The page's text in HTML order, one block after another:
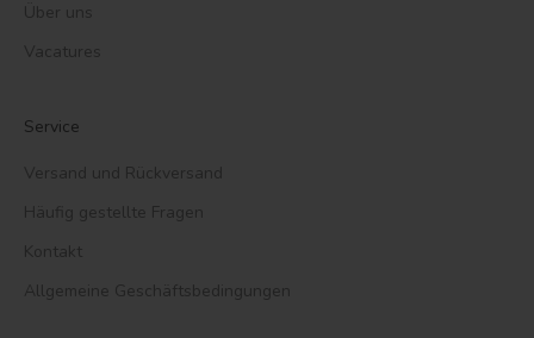
Über uns
Vacatures
Service
Versand und Rückversand
Häufig gestellte Fragen
Kontakt
Allgemeine Geschäftsbedingungen